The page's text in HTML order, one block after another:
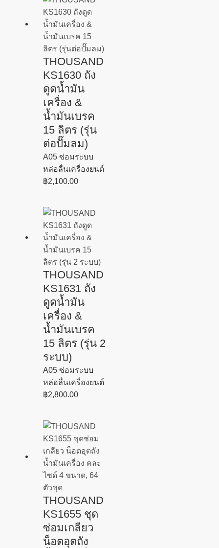
THOUSAND
KS1630 ถัง
ดูดน้ำมัน
เครื่อง &
น้ำมันเบรค
15 ลิตร (รุ่น
ต่อปั๊มลม)
A05 ซ่อมระบบ
หล่อลื่นเครื่องยนต์
฿2,100.00
THOUSAND
KS1631 ถัง
ดูดน้ำมัน
เครื่อง &
น้ำมันเบรค
15 ลิตร (รุ่น 2
ระบบ)
A05 ซ่อมระบบ
หล่อลื่นเครื่องยนต์
฿2,800.00
THOUSAND
KS1655 ชุด
ซ่อมเกลียว
น็อตอุตถัง